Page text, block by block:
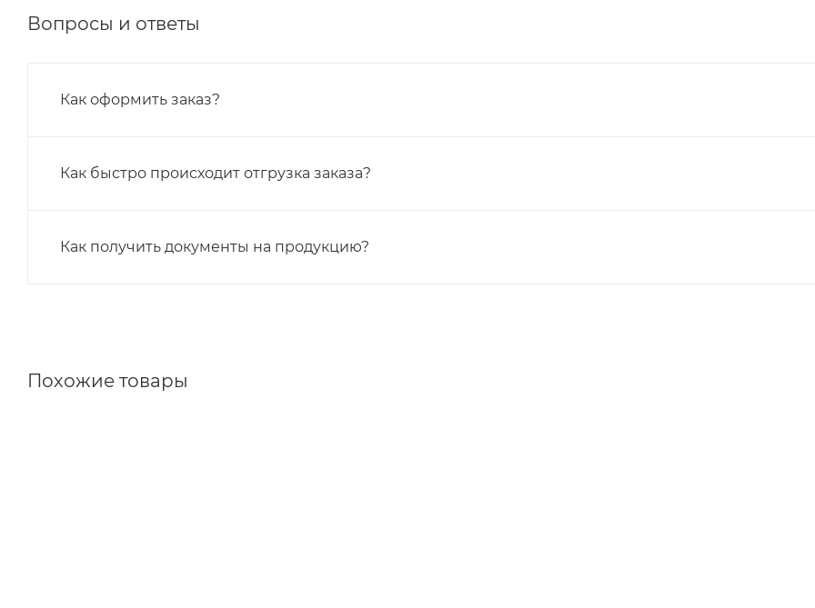
Вопросы и ответы
Как оформить заказ?
Как быстро происходит отгрузка заказа?
Как получить документы на продукцию?
Похожие товары